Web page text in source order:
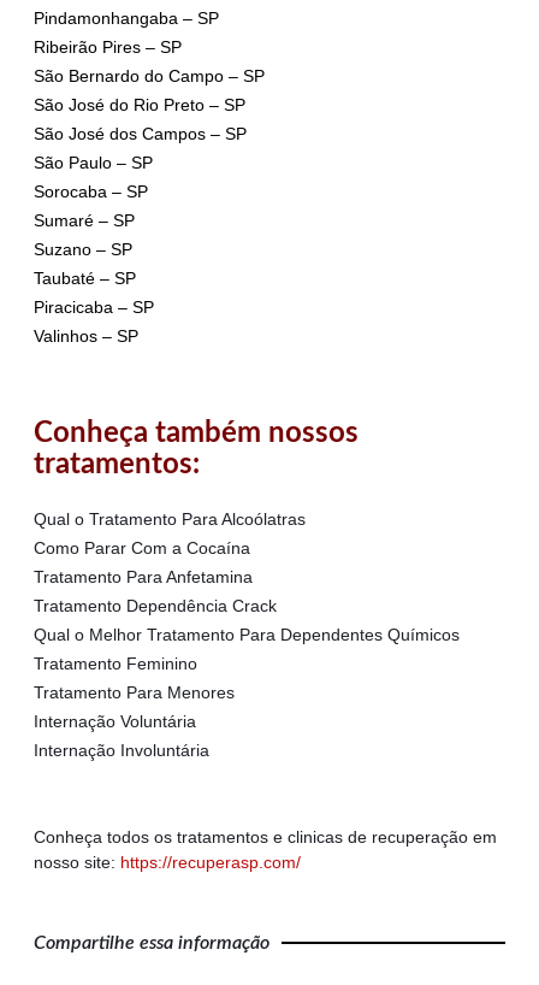
Pindamonhangaba – SP
Ribeirão Pires – SP
São Bernardo do Campo – SP
São José do Rio Preto – SP
São José dos Campos – SP
São Paulo – SP
Sorocaba – SP
Sumaré – SP
Suzano – SP
Taubaté – SP
Piracicaba – SP
Valinhos – SP
Conheça também nossos
tratamentos:
Qual o Tratamento Para Alcoólatras
Como Parar Com a Cocaína
Tratamento Para Anfetamina
Tratamento Dependência Crack
Qual o Melhor Tratamento Para Dependentes Químicos
Tratamento Feminino
Tratamento Para Menores
Internação Voluntária
Internação Involuntária
Conheça todos os tratamentos e clinicas de recuperação em
nosso site: https://recuperasp.com/
Compartilhe essa informação